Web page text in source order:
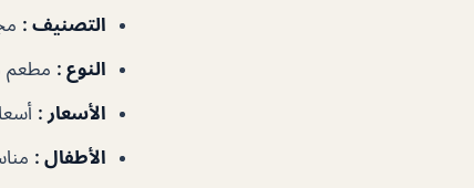
التصنيف :
النوع : مطعم
الأسعار :
الأطفال :